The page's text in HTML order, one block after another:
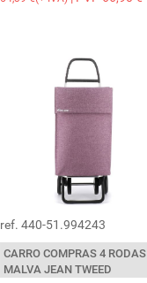
ref. 440-51.994243
CARRO COMPRAS 4 RODAS
MALVA JEAN TWEED